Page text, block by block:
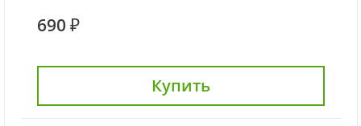
690 ₽
Купить